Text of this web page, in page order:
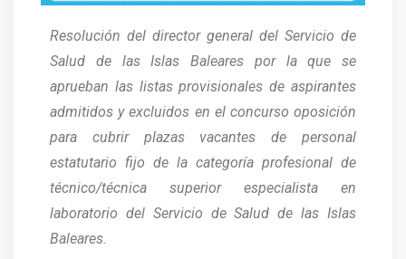
Resolución del director general del Servicio de
Salud de las Islas Baleares por la que se
aprueban las listas provisionales de aspirantes
admitidos y excluidos en el concurso oposición
para cubrir plazas vacantes de personal
estatutario fijo de la categoría profesional de
técnico/técnica superior especialista en
laboratorio del Servicio de Salud de las Islas
Baleares.